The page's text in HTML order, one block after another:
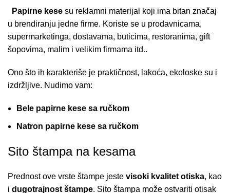
Papirne kese su reklamni materijal koji ima bitan značaj
u brendiranju jedne firme. Koriste se u prodavnicama,
supermarketinga, dostavama, buticima, restoranima, gift
šopovima, malim i velikim firmama itd..
Ono što ih karakteriše je praktičnost, lakoća, ekoloske su i
izdržljive. Nudimo vam:
Bele papirne kese sa ručkom
Natron papirne kese sa ručkom
Sito štampa na kesama
Prednost ove vrste štampe jeste visoki kvalitet otiska, kao
i dugotrajnost štampe. Sito štampa može ostvariti otisak